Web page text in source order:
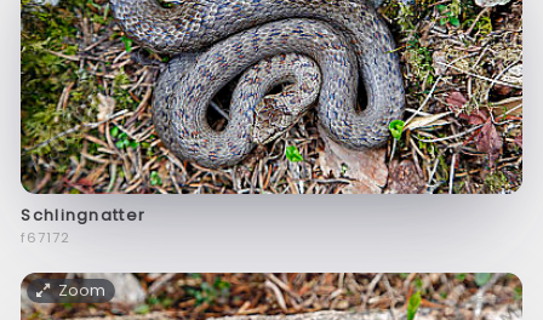
Schlingnatter
f67172
Zoom